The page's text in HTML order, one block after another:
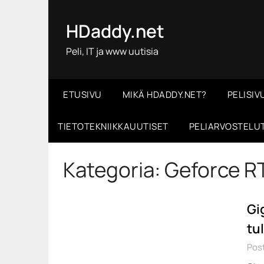
HDaddy.net
Peli, IT ja www uutisia
ETUSIVU MIKÄ HDADDY.NET?
TIETOTEKNIIKKAUUTISET
Kategoria: Geforce